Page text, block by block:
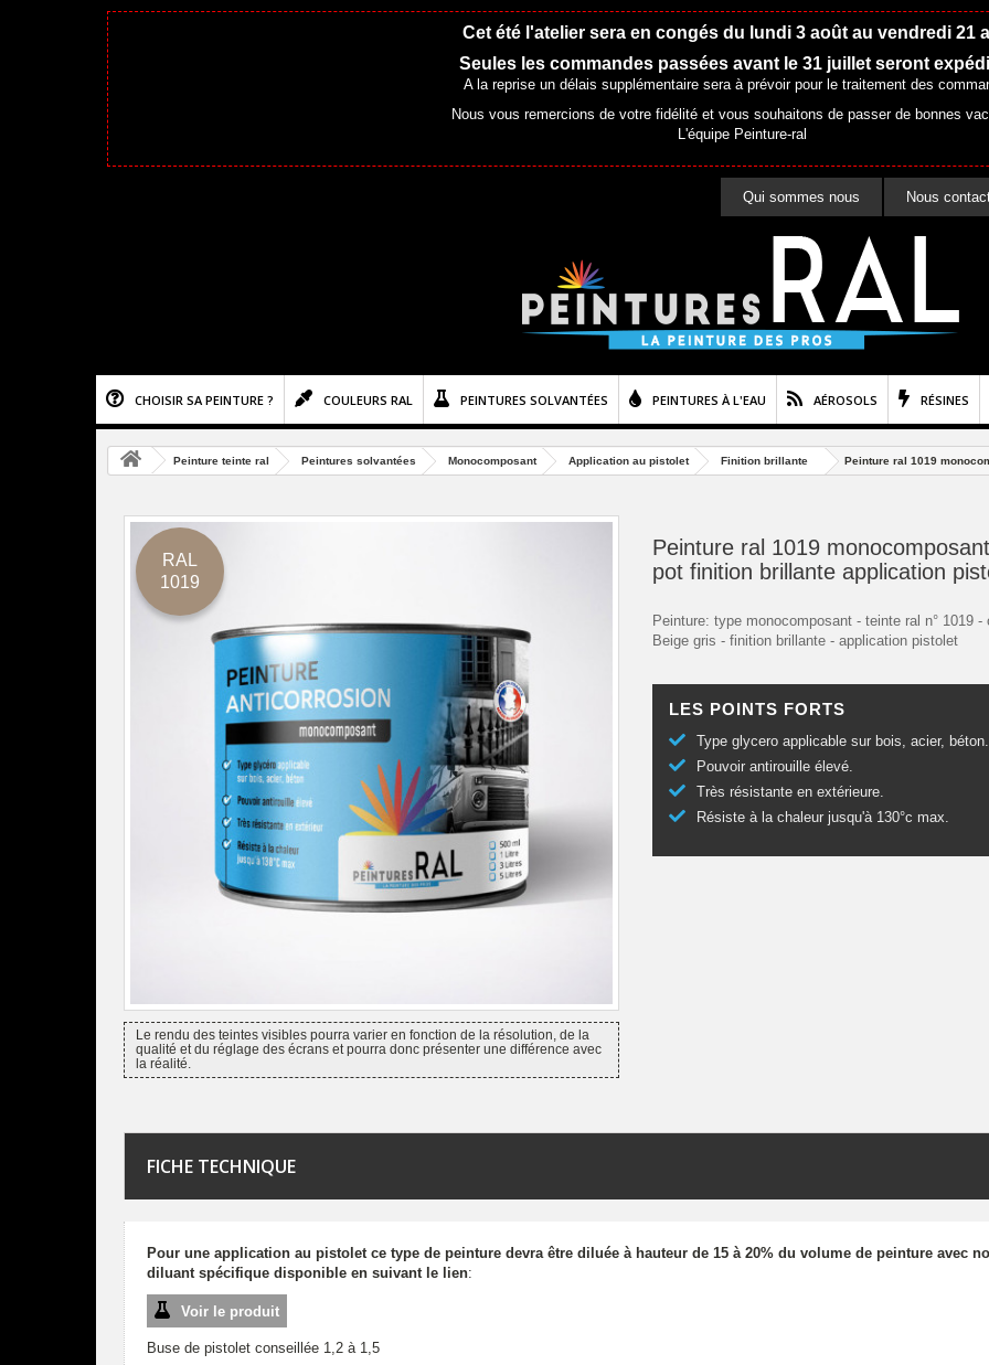
Cet été l'atelier sera en congés du lundi 3 août au vendredi 21
Seules les commandes passées avant le 31 juillet seront
A la reprise un délais supplémentaire sera à prévoir pour le traitement des
Nous vous remercions de votre fidélité et vous souhaitons de passer de bonnes
L'équipe Peinture-ral
Nous
Qui sommes nous
CHOISIR SA PEINTURE ? COULEURS RAL PEINTURES SOLVANTÉES PEINTURES À L'EAU AÉROSOLS RÉSINES
Peinture teinte ral Peintures solvantées Monocomposant Application au pistolet Finition brillante Peinture ral 1019
RAL
1019
Le rendu des teintes visibles pourra varier en fonction de la résolution, de la
qualité et du réglage des écrans et pourra donc présenter une différence avec
la réalité.
Peinture ral 1019
pot finition brillante application
Peinture: type monocomposant - teinte ral n° 1019 -
Beige gris - finition brillante - application pistolet
LES POINTS FORTS
Type glycero applicable sur bois, acier, béton.
Pouvoir antirouille élevé.
Très résistante en extérieure.
Résiste à la chaleur jusqu'à 130°c max.
FICHE TECHNIQUE
Pour une application au pistolet ce type de peinture devra être diluée à hauteur de 15 à 20% du volume de peinture avec
diluant spécifique disponible en suivant le lien:
Voir le produit
Buse de pistolet conseillée 1,2 à 1,5